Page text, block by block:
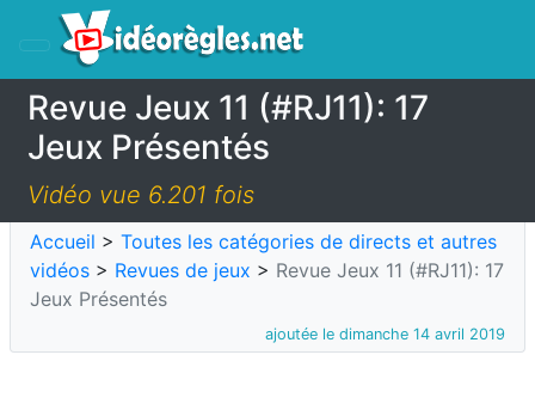
Revue Jeux 11 (#RJ11): 17
Jeux Présentés
Vidéo vue 6.201 fois
Accueil > Toutes les catégories de directs et autres
vidéos > Revues de jeux > Revue Jeux 11 (#RJ11): 17
Jeux Présentés
ajoutée le dimanche 14 avril 2019